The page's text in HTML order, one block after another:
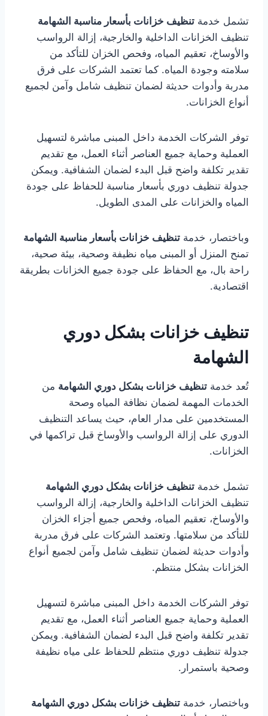
تشمل خدمة تنظيف خزانات بأسعار مناسبة الشهامة
تنظيف الخزانات الداخلية والخارجية، إزالة الرواسب
والأوساخ، تعقيم المياه، وفحص الخزان للتأكد من
سلامته وجودة المياه. كما تعتمد الشركات على فرق
مدربة وأدوات حديثة لضمان تنظيف شامل وآمن لجميع
أنواع الخزانات.
توفر الشركات الخدمة داخل المبنى مباشرة لتسهيل
العملية وحماية جميع العناصر أثناء العمل، مع تقديم
تقدير تكلفة واضح قبل البدء لضمان الشفافية. ويمكن
جدولة تنظيف دوري بأسعار مناسبة للحفاظ على جودة
المياه والخزانات على المدى الطويل.
وباختصار، خدمة تنظيف خزانات بأسعار مناسبة الشهامة
تمنح المنزل أو المبنى مياه نظيفة وصحية، بيئة صحية،
راحة بال، مع الحفاظ على جودة جميع الخزانات بطريقة
اقتصادية.
تنظيف خزانات بشكل دوري
الشهامة
تُعد خدمة تنظيف خزانات بشكل دوري الشهامة من
الخدمات المهمة لضمان نظافة المياه وصحة
المستخدمين على مدار العام، حيث يساعد التنظيف
الدوري على إزالة الرواسب والأوساخ قبل تراكمها في
الخزانات.
تشمل خدمة تنظيف خزانات بشكل دوري الشهامة
تنظيف الخزانات الداخلية والخارجية، إزالة الرواسب
والأوساخ، تعقيم المياه، وفحص جميع أجزاء الخزان
للتأكد من سلامتها. وتعتمد الشركات على فرق مدربة
وأدوات حديثة لضمان تنظيف شامل وآمن لجميع أنواع
الخزانات بشكل منتظم.
توفر الشركات الخدمة داخل المبنى مباشرة لتسهيل
العملية وحماية جميع العناصر أثناء العمل، مع تقديم
تقدير تكلفة واضح قبل البدء لضمان الشفافية. ويمكن
جدولة تنظيف دوري منتظم للحفاظ على مياه نظيفة
وصحية باستمرار.
وباختصار، خدمة تنظيف خزانات بشكل دوري الشهامة